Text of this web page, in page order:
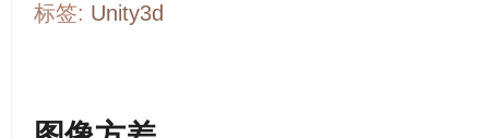
标签: Unity3d